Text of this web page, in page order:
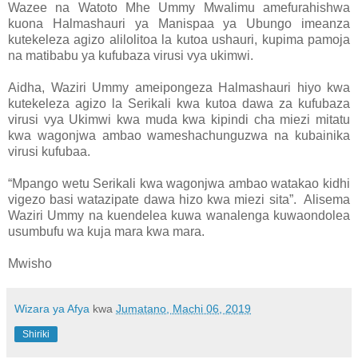
Wazee na Watoto Mhe Ummy Mwalimu amefurahishwa
kuona Halmashauri ya Manispaa ya Ubungo imeanza
kutekeleza agizo alilolitoa la kutoa ushauri, kupima pamoja
na matibabu ya kufubaza virusi vya ukimwi.
Aidha, Waziri Ummy ameipongeza Halmashauri hiyo kwa
kutekeleza agizo la Serikali kwa kutoa dawa za kufubaza
virusi vya Ukimwi kwa muda kwa kipindi cha miezi mitatu
kwa wagonjwa ambao wameshachunguzwa na kubainika
virusi kufubaa.
“Mpango wetu Serikali kwa wagonjwa ambao watakao kidhi
vigezo basi watazipate dawa hizo kwa miezi sita”. Alisema
Waziri Ummy na kuendelea kuwa wanalenga kuwaondolea
usumbufu wa kuja mara kwa mara.
Mwisho
Wizara ya Afya kwa Jumatano, Machi 06, 2019
Shiriki